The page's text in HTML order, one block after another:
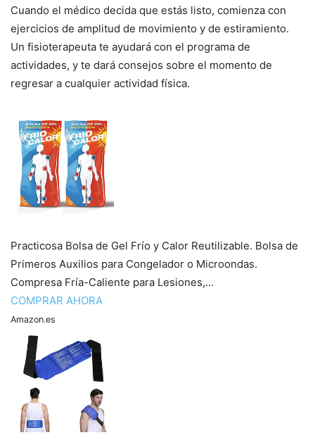
Cuando el médico decida que estás listo, comienza con
ejercicios de amplitud de movimiento y de estiramiento.
Un fisioterapeuta te ayudará con el programa de
actividades, y te dará consejos sobre el momento de
regresar a cualquier actividad física.
Practicosa Bolsa de Gel Frío y Calor Reutilizable. Bolsa de
Primeros Auxilios para Congelador o Microondas.
Compresa Fría-Caliente para Lesiones,...
COMPRAR AHORA
Amazon.es